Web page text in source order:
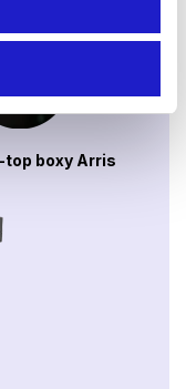
top boxy Arris